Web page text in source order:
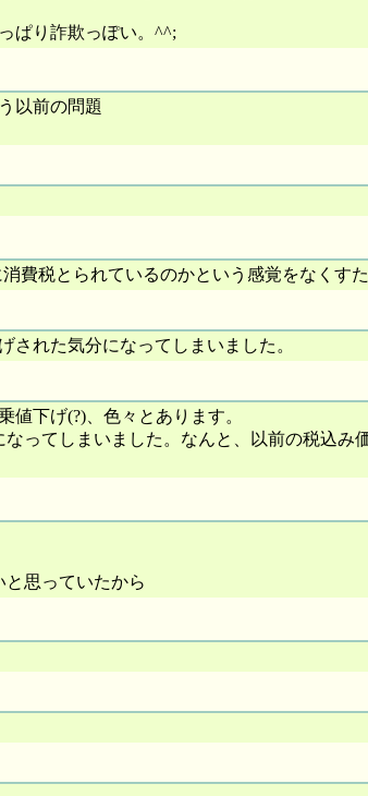
ぱり詐欺っぽい。^^;
以前の問題
費税とられているのかという感覚をなくす
れた気分になってしまいました。
下げ(?)、色々とあります。
ってしまいました。なんと、以前の税込み
と思っていたから